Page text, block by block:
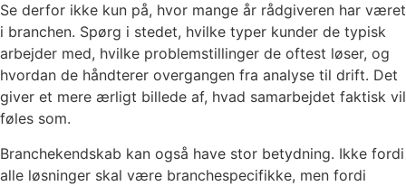
Se derfor ikke kun på, hvor mange år rådgiveren har været
i branchen. Spørg i stedet, hvilke typer kunder de typisk
arbejder med, hvilke problemstillinger de oftest løser, og
hvordan de håndterer overgangen fra analyse til drift. Det
giver et mere ærligt billede af, hvad samarbejdet faktisk vil
føles som.
Branchekendskab kan også have stor betydning. Ikke fordi
alle løsninger skal være branchespecifikke, men fordi